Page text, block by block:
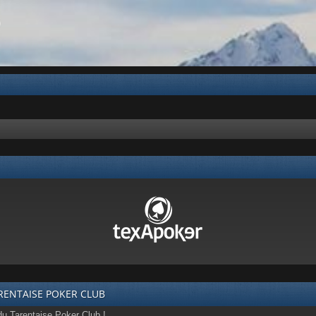
POKER CLUB